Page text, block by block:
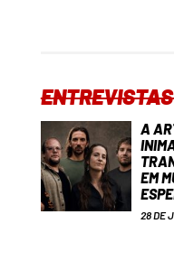
A
EM
28 DE